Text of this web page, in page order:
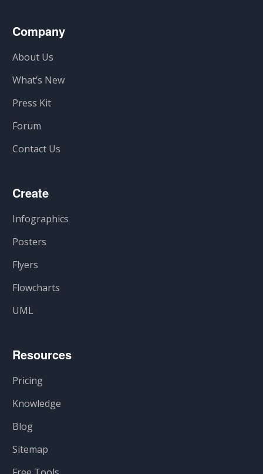
Company
About Us
What’s New
Press Kit
Forum
Contact Us
Create
Infographics
Posters
Flyers
Flowcharts
UML
Resources
Pricing
Knowledge
Blog
Sitemap